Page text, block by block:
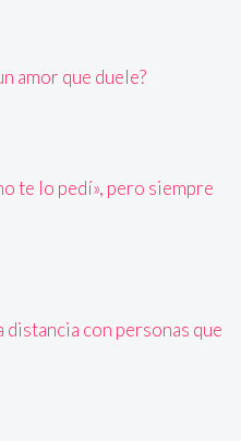
amor que duele?
te lo pedí», pero siempre
con personas que